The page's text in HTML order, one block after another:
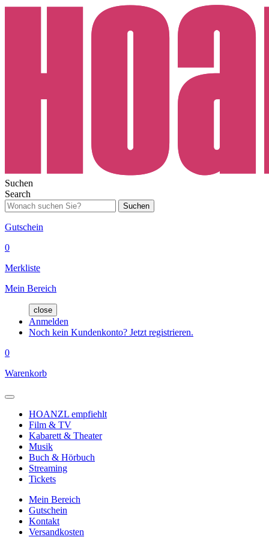
Suchen
Search
Suchen
Gutschein
0
Merkliste
Mein Bereich
close
Anmelden
Noch kein Kundenkonto? Jetzt registrieren.
0
Warenkorb
HOANZL empfiehlt
Film & TV
Kabarett & Theater
Musik
Buch & Hörbuch
Streaming
Tickets
Mein Bereich
Gutschein
Kontakt
Versandkosten